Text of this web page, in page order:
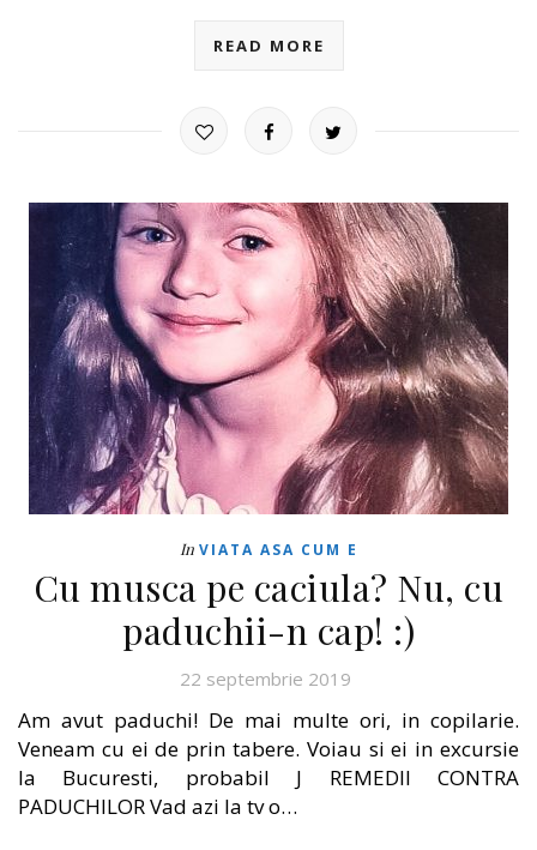
READ MORE
In VIATA ASA CUM E
Cu musca pe caciula? Nu, cu
paduchii-n cap! :)
22 septembrie 2019
Am avut paduchi! De mai multe ori, in copilarie.
Veneam cu ei de prin tabere. Voiau si ei in excursie
la Bucuresti, probabil J REMEDII CONTRA
PADUCHILOR Vad azi la tv o…